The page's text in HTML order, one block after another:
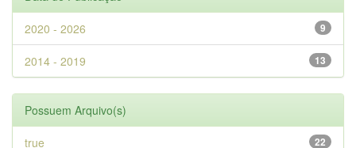
9
2020 - 2026
13
2014 - 2019
Possuem Arquivo(s)
22
true